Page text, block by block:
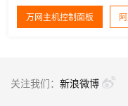
万网主机控制面板